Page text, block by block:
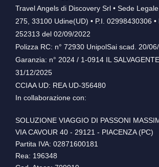
Travel Angels di Discovery Srl • Sede
275, 33100 Udine(UD) • P.I. 02998430306 •
252313 del 02/09/2022
Polizza RC: n° 72930 UnipolSai scad. 20/
Garanzia: n° 2024 / 1-0914 IL
31/12/2025
CCIAA UD: REA UD-356480
In collaborazione con:
SOLUZIONE VIAGGIO DI PASSONI
VIA CAVOUR 40 - 29121 - PIACENZA (PC)
Partita IVA: 02871600181
Rea: 196348